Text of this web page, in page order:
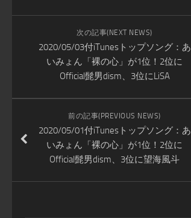
次の記事(NEXT NEWS)
2020/05/03付iTunesトップソング：あ
いみょん「裸の心」が1位！2位に
Official髭男dism、3位にLiSA
前の記事(PREVIOUS NEWS)
2020/05/01付iTunesトップソング：あ
いみょん「裸の心」が1位！2位に
Official髭男dism、3位に望海風斗